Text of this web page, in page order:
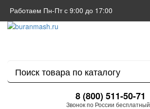
Работаем Пн-Пт с 9:00 до 17:00
8 (800) 511-50-71
Звонок по России бесплатный